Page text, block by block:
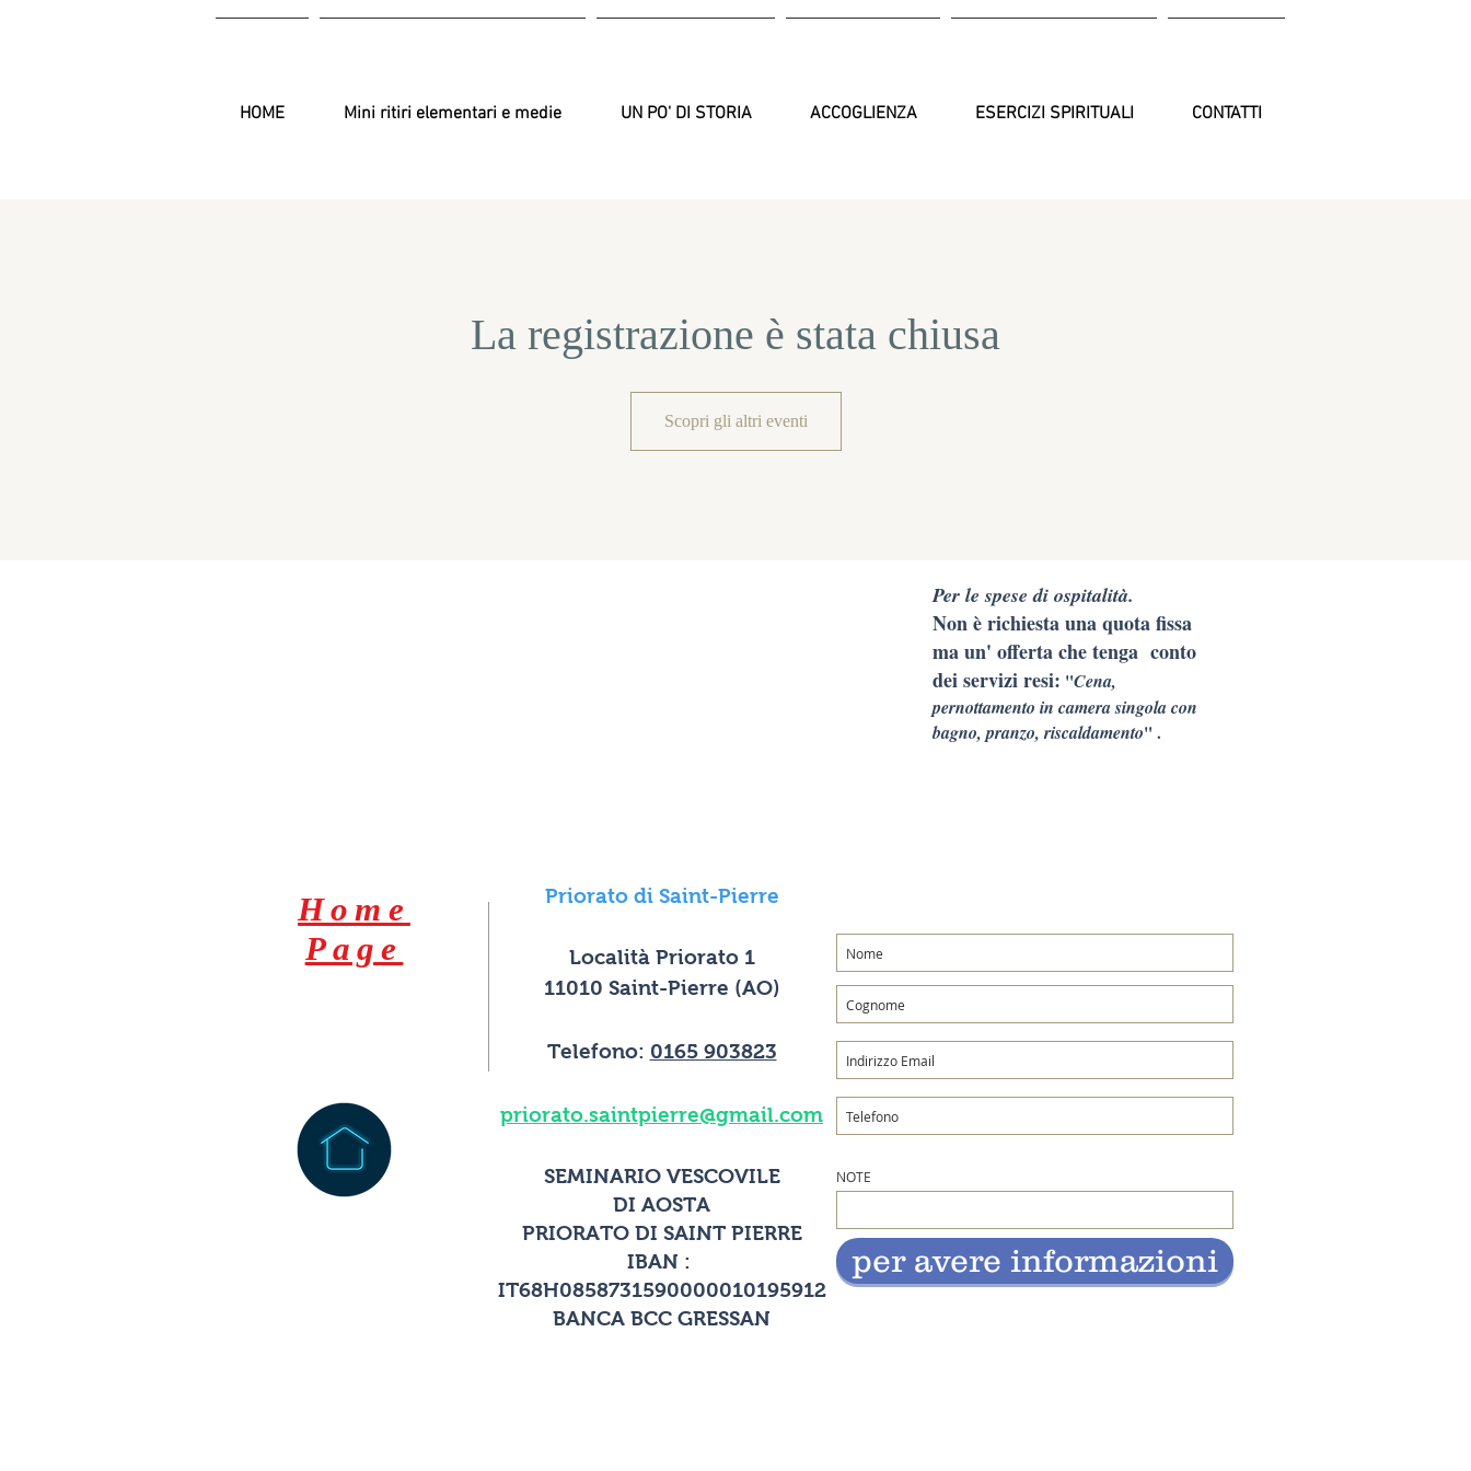
HOME Mini ritiri elementari e medie UN PO' DI STORIA ACCOGLIENZA ESERCIZI SPIRITUALI CONTATTI
La registrazione è stata chiusa
Scopri gli altri eventi
Per le spese di ospitalità.
Non è richiesta una quota fissa
ma un' offerta che tenga conto
dei servizi resi: "Cena,
pernottamento in camera singola con
bagno, pranzo, riscaldamento" .
Home
Page
Priorato di Saint-Pierre
Località Priorato 1
11010 Saint-Pierre (AO)
Telefono: 0165 903823
priorato.saintpierre@gmail.com
SEMINARIO VESCOVILE
DI AOSTA
PRIORATO DI SAINT PIERRE
IBAN :
IT68H0858731590000010195912
BANCA BCC GRESSAN
NOTE
per avere informazioni